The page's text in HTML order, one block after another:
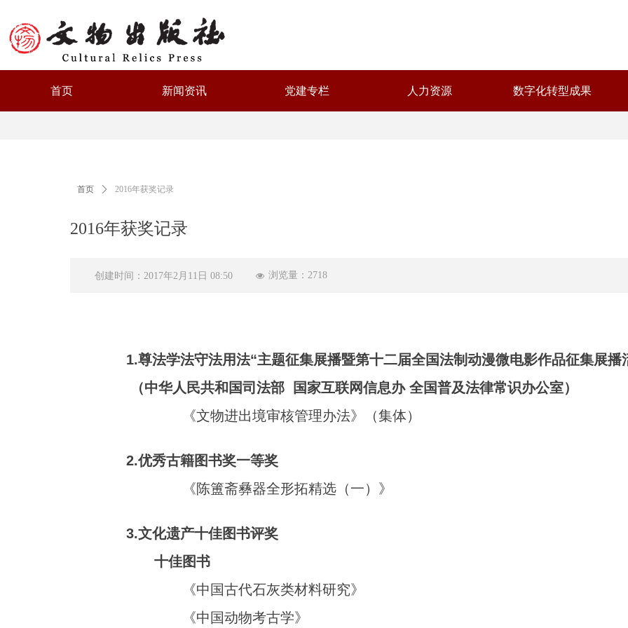
首页 新闻资讯 党建专栏 人力资源 数字化转型成果
2016年获奖记录
1.尊法学法守法用法“主题征集展播暨第十二届全国法制动漫微电影作品征集展播
（中华人民共和国司法部 国家互联网信息办 全国普及法律常识办公室）
《文物进出境审核管理办法》（集体）
2.优秀古籍图书奖一等奖
《陈簠斋彝器全形拓精选（一）》
3.文化遗产十佳图书评奖
十佳图书
《中国古代石灰类材料研究》
《中国动物考古学》
创建时间： 2017年2月11日 08:50 넶 浏览量： 2718
首页 ꄲ 2016年获奖记录